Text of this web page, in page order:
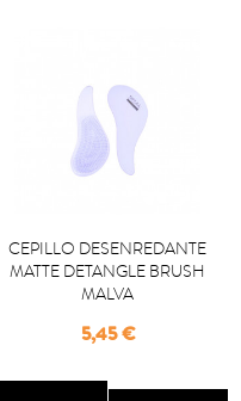
CEPILLO DESENREDANTE
MATTE DETANGLE BRUSH
MALVA
Precio
5,45 €